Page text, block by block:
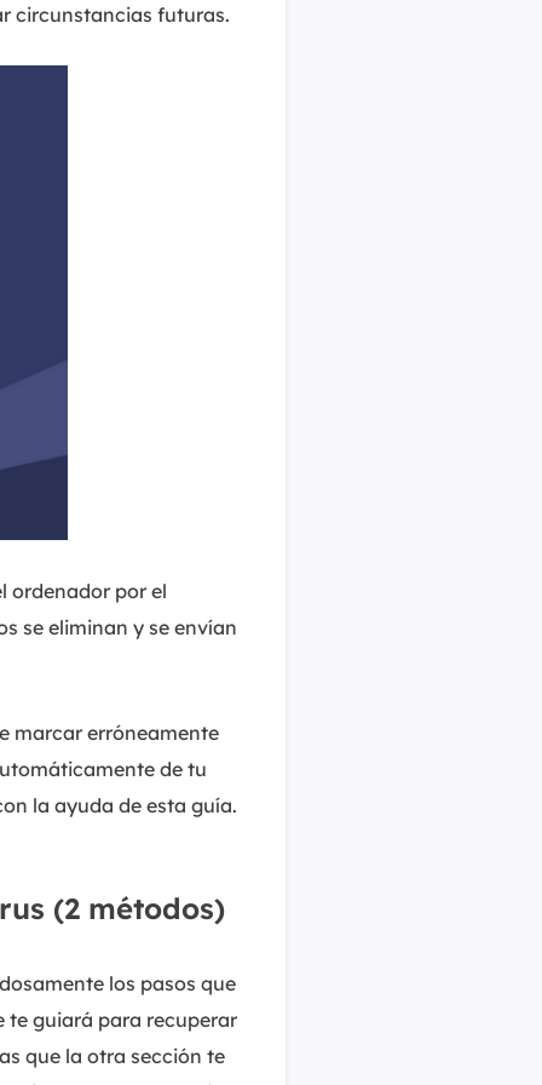
MakeMyAudio
circunstancias futuras.
ordenador por el
se eliminan y se envían
marcar erróneamente
de tu
la ayuda de esta guía.
(2 métodos)
los pasos que
te guiará para recuperar
que la otra sección te